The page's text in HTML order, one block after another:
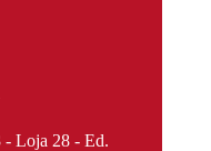
- Loja 28 - Ed.